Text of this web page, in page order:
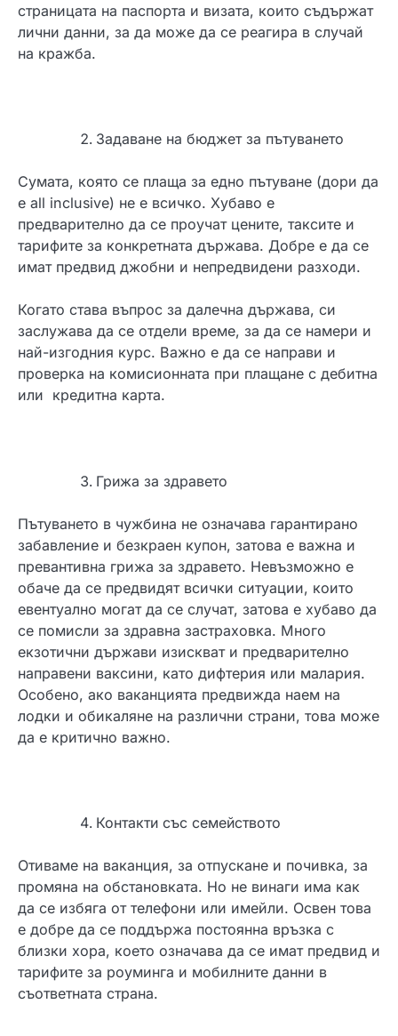
страницата на паспорта и визата, които съдържат
лични данни, за да може да се реагира в случай
на кражба.
Задаване на бюджет за пътуването
Сумата, която се плаща за едно пътуване (дори да
е all inclusive) не е всичко. Хубаво е
предварително да се проучат цените, таксите и
тарифите за конкретната държава. Добре е да се
имат предвид джобни и непредвидени разходи.
Когато става въпрос за далечна държава, си
заслужава да се отдели време, за да се намери и
най-изгодния курс. Важно е да се направи и
проверка на комисионната при плащане с дебитна
или кредитна карта.
Грижа за здравето
Пътуването в чужбина не означава гарантирано
забавление и безкраен купон, затова е важна и
превантивна грижа за здравето. Невъзможно е
обаче да се предвидят всички ситуации, които
евентуално могат да се случат, затова е хубаво да
се помисли за здравна застраховка. Много
екзотични държави изискват и предварително
направени ваксини, като дифтерия или малария.
Особено, ако ваканцията предвижда наем на
лодки и обикаляне на различни страни, това може
да е критично важно.
Контакти със семейството
Отиваме на ваканция, за отпускане и почивка, за
промяна на обстановката. Но не винаги има как
да се избяга от телефони или имейли. Освен това
е добре да се поддържа постоянна връзка с
близки хора, което означава да се имат предвид и
тарифите за роуминга и мобилните данни в
съответната страна.